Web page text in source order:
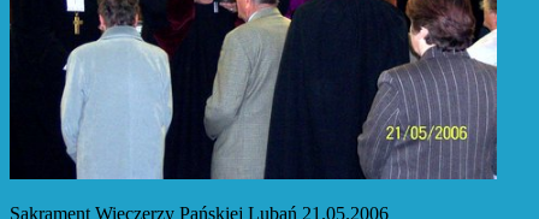
Sakrament Wieczerzy Pańskiej Lubań 21.05.2006